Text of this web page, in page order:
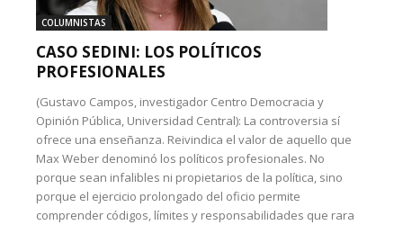
COLUMNISTAS
CASO SEDINI: LOS POLÍTICOS
PROFESIONALES
(Gustavo Campos, investigador Centro Democracia y
Opinión Pública, Universidad Central): La controversia sí
ofrece una enseñanza. Reivindica el valor de aquello que
Max Weber denominó los políticos profesionales. No
porque sean infalibles ni propietarios de la política, sino
porque el ejercicio prolongado del oficio permite
comprender códigos, límites y responsabilidades que rara